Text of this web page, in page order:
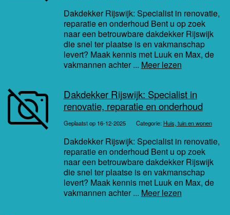
Dakdekker Rijswijk: Specialist in renovatie,
reparatie en onderhoud Bent u op zoek
naar een betrouwbare dakdekker Rijswijk
die snel ter plaatse is en vakmanschap
levert? Maak kennis met Luuk en Max, de
vakmannen achter ... Meer lezen
Dakdekker Rijswijk: Specialist in
renovatie, reparatie en onderhoud
Geplaatst op 16-12-2025 Categorie: Huis, tuin en wonen
Dakdekker Rijswijk: Specialist in renovatie,
reparatie en onderhoud Bent u op zoek
naar een betrouwbare dakdekker Rijswijk
die snel ter plaatse is en vakmanschap
levert? Maak kennis met Luuk en Max, de
vakmannen achter ... Meer lezen